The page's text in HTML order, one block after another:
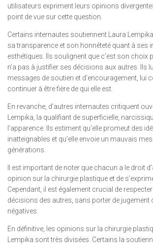
utilisateurs expriment leurs opinions
point de vue sur cette question.
Certains internautes soutiennent Laura
sa transparence et son honnêteté quant à ses
esthétiques. Ils soulignent que c’est son choix
n’a pas à justifier ses décisions aux autres. Ils
messages de soutien et d’encouragement, lui
continuer à être fière de qui elle est.
En revanche, d’autres internautes critiquent
Lempika, la qualifiant de superficielle,
l’apparence. Ils estiment qu’elle promeut des
inatteignables et qu’elle envoie un mauvais
générations.
Il est important de noter que chacun a le droit
opinion sur la chirurgie plastique et de
Cependant, il est également crucial de
décisions des autres, sans porter de jugement
négatives.
En définitive, les opinions sur la chirurgie
Lempika sont très divisées. Certains la